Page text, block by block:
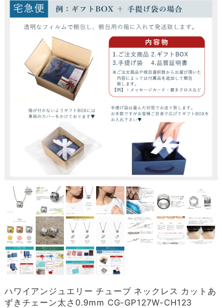
ハワイアンジュエリー チューブ ネックレス カットあ
ずきチェーン太さ0.9mm CG-GP127W-CH123